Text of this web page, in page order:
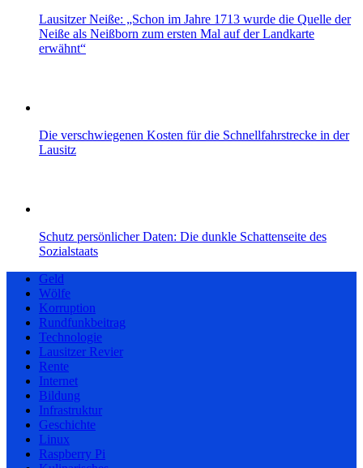
Lausitzer Neiße: „Schon im Jahre 1713 wurde die Quelle der
Neiße als Neißborn zum ersten Mal auf der Landkarte
erwähnt“
Die verschwiegenen Kosten für die Schnellfahrstrecke in der
Lausitz
Schutz persönlicher Daten: Die dunkle Schattenseite des
Sozialstaats
Geld
Wölfe
Korruption
Rundfunkbeitrag
Technologie
Lausitzer Revier
Rente
Internet
Bildung
Infrastruktur
Geschichte
Linux
Raspberry Pi